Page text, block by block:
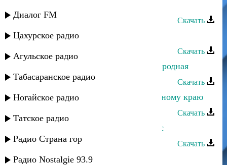
Диалог FM
Цахурское радио
Агульское радио
Табасаранское радио
Ногайское радио
Татское радио
Радио Страна гор
Радио Nostalgie 93.9
Скачать
Асият Муслимова - Верю в тебя
Скачать
Асият Муслимова - Аштынская народная
Скачать
Загидат Муслимова - Тоска по родному краю
Скачать
Загидат Муслимова - Ты мой голос
Скачать
Загидат Муслимова - Вуй аман